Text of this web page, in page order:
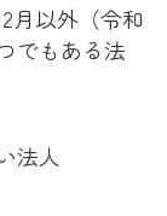
月以外（令和
でもある法
法人